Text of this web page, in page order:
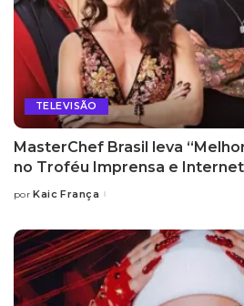
TELEVISÃO
MasterChef Brasil leva
no Troféu Imprensa e Internet
Posted
por Kaic França